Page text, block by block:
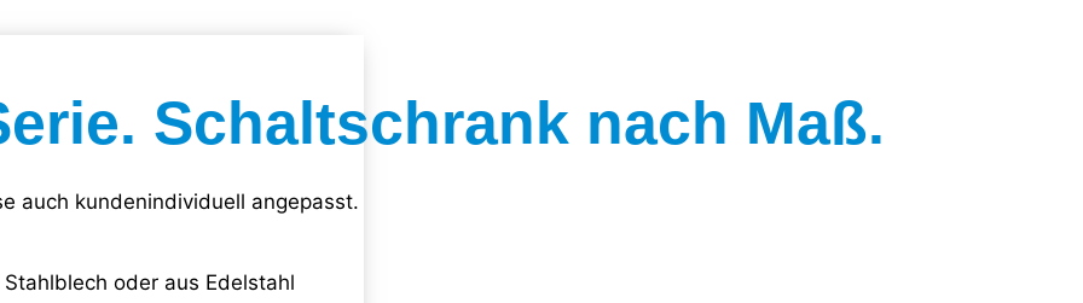
Schaltschrank nach Maß.
auch kundenindividuell angepasst.
oder aus Edelstahl